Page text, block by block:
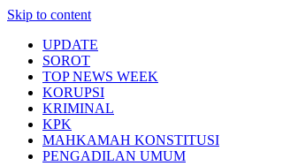
Skip to content
UPDATE
SOROT
TOP NEWS WEEK
KORUPSI
KRIMINAL
KPK
MAHKAMAH KONSTITUSI
PENGADILAN UMUM